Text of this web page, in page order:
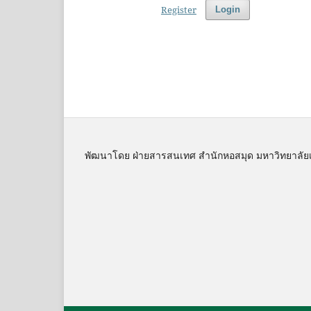
Login
Register
พัฒนาโดย ฝ่ายสารสนเทศ สำนักหอสมุด มหาวิทยาลัย